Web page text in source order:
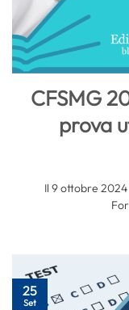
CFSMG
prova
Il 9 ottobre 2024
25
Set